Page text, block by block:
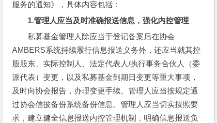
服务的通知》，具体内容包括：
1.管理人应当及时准确报送信息，强化内控管理
私募基金管理人除应当于登记备案后在协会
AMBERS系统持续履行信息报送义务外，还应当就其控
股股东、实际控制人、法定代表人/执行事务合伙人（委
派代表）变更，以及私募基金到期日变更等重大事项，
及时向协会报告，办理变更手续。管理人应当按规定通
过协会信披备份系统备份信息。管理人应当切实按照要
求，建立健全信息报送内控管理机制，明确信息报送负